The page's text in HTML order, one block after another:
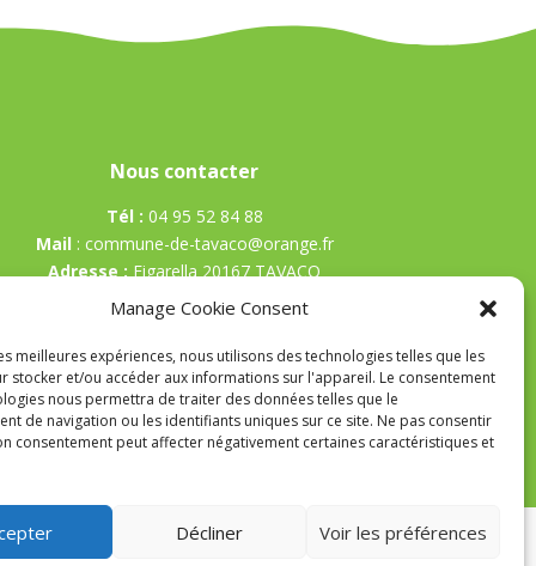
Manage Cookie Consent
meilleures expériences, nous utilisons des technologies telles que les
stocker et/ou accéder aux informations sur l'appareil. Le consentement
nous permettra de traiter des données telles que le
de navigation ou les identifiants uniques sur ce site. Ne pas consentir
consentement peut affecter négativement certaines caractéristiques et
Décliner Voir les préférences
Nous contacter
Tél : 04 95 52 84 88
Mail : commune-de-tavaco@orange.fr
Adresse :Figarella 20167 TAVACO